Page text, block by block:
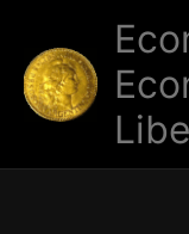
contenido